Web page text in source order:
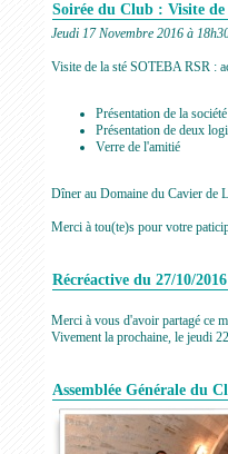
Soirée du Club : Visite
Jeudi 17 Novembre 2016 à
Visite de la sté SOTEBA RSR :
Présentation de la société
Présentation de deux
Verre de l'amitié
Dîner au Domaine du Cavier de
Merci à tou(te)s pour votre
Récréactive du 27/10/2016
Merci à vous d'avoir partagé ce
Vivement la prochaine, le jeudi
Assemblée Générale du